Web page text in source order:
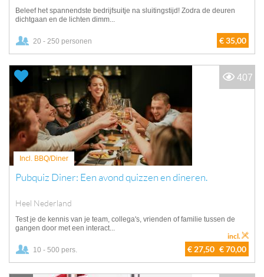
Beleef het spannendste bedrijfsuitje na sluitingstijd! Zodra de deuren
dichtgaan en de lichten dimm...
20 - 250 personen € 35,00
Incl. BBQ/Diner
Pubquiz Diner: Een avond quizzen en dineren.
Heel Nederland
Test je de kennis van je team, collega's, vrienden of familie tussen de
gangen door met een interact...
10 - 500 pers. € 27,50 € 70,00
incl.
407